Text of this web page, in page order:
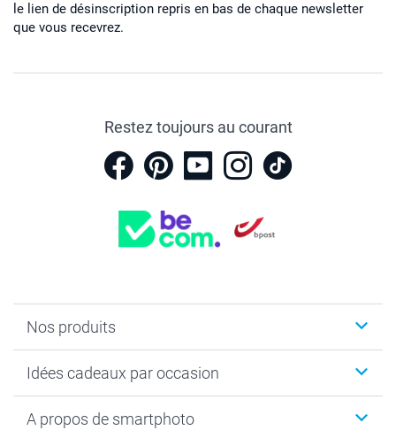
le lien de désinscription repris en bas de chaque newsletter
que vous recevrez.
Restez toujours au courant
Nos produits
Cadeaux photo
Tirage photo & agrandissement
Idées cadeaux par occasion
Anniversaire
A propos de smartphoto